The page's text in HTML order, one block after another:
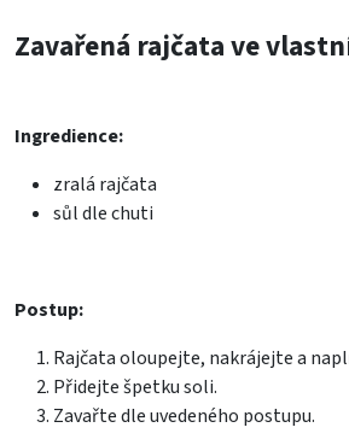
Zavařená rajčata ve
Ingredience:
zralá rajčata
sůl dle chuti
Postup:
Rajčata oloupejte, nakrájejte a
Přidejte špetku soli.
Zavařte dle uvedeného postupu.